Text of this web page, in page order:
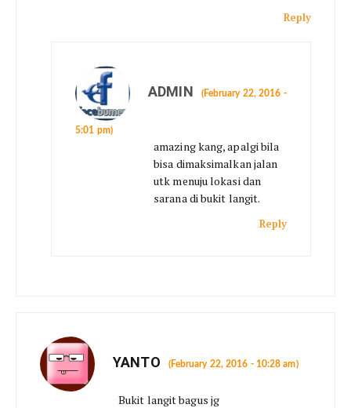
Reply
ADMIN (February 22, 2016 -
5:01 pm)
amazing kang, apalgi bila
bisa dimaksimalkan jalan
utk menuju lokasi dan
sarana di bukit langit.
Reply
YANTO (February 22, 2016 - 10:28 am)
Bukit langit bagus jg